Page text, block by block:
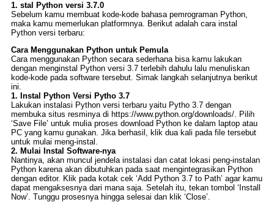
1. stal Python versi 3.7.0
Sebelum kamu membuat kode-kode bahasa pemrograman Python,
maka kamu memerlukan platformnya. Berikut adalah cara instal
Python versi terbaru:
Cara Menggunakan Python untuk Pemula
Cara menggunakan Python secara sederhana bisa kamu lakukan
dengan menginstal Python versi 3.7 terlebih dahulu lalu menuliskan
kode-kode pada software tersebut. Simak langkah selanjutnya berikut
ini.
1. Instal Python Versi Pytho 3.7
Lakukan instalasi Python versi terbaru yaitu Pytho 3.7 dengan
membuka situs resminya di https://www.python.org/downloads/. Pilih
‘Save File’ untuk mulia proses download Python ke dalam laptop atau
PC yang kamu gunakan. Jika berhasil, klik dua kali pada file tersebut
untuk mulai meng-instal.
2. Mulai Instal Software-nya
Nantinya, akan muncul jendela instalasi dan catat lokasi peng-instalan
Python karena akan dibutuhkan pada saat mengintegrasikan Python
dengan editor. Klik pada kotak cek ‘Add Python 3.7 to Path’ agar kamu
dapat mengaksesnya dari mana saja. Setelah itu, tekan tombol ‘Install
Now’. Tunggu prosesnya hingga selesai dan klik ‘Close’.